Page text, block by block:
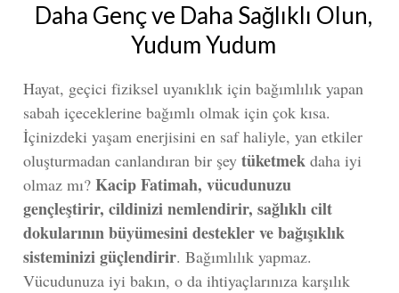
Daha Genç ve Daha Sağlıklı Olun,
Yudum Yudum
Hayat, geçici fiziksel uyanıklık için bağımlılık yapan
sabah içeceklerine bağımlı olmak için çok kısa.
İçinizdeki yaşam enerjisini en saf haliyle, yan etkiler
oluşturmadan canlandıran bir şey tüketmek daha iyi
olmaz mı? Kacip Fatimah, vücudunuzu
gençleştirir, cildinizi nemlendirir, sağlıklı cilt
dokularının büyümesini destekler ve bağışıklık
sisteminizi güçlendirir. Bağımlılık yapmaz.
Vücudunuza iyi bakın, o da ihtiyaçlarınıza karşılık